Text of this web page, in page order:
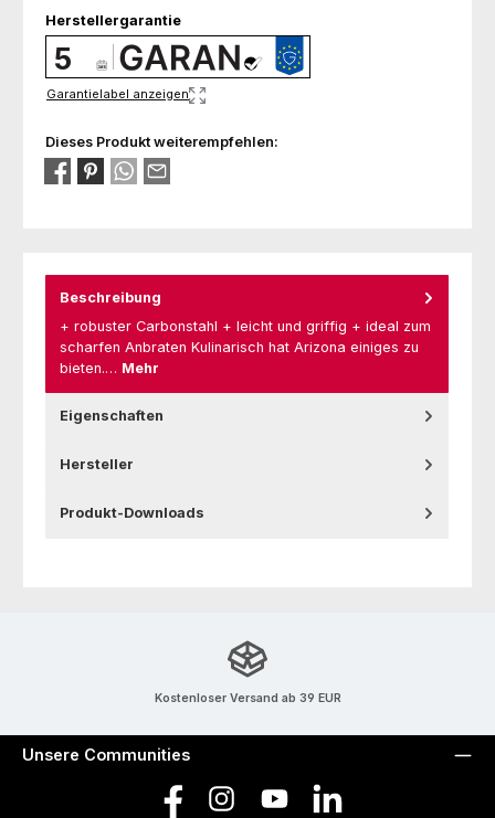
Herstellergarantie
5
Garantielabel anzeigen
Dieses Produkt weiterempfehlen:
Beschreibung
+ robuster Carbonstahl + leicht und griffig + ideal zum
scharfen Anbraten Kulinarisch hat Arizona einiges zu
bieten.… Mehr
Eigenschaften
Hersteller
Produkt-Downloads
Kostenloser Versand ab 39 EUR
Unsere Communities
Facebook Instagram YouTube LinkedIn